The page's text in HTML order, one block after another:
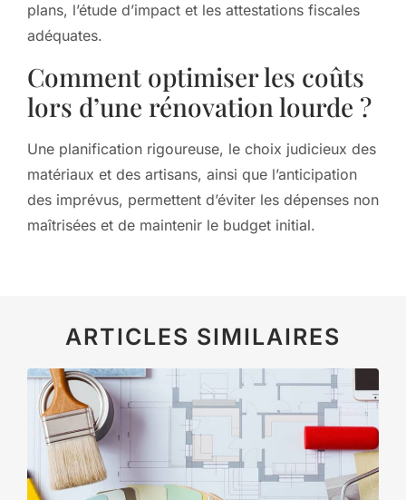
plans, l’étude d’impact et les attestations fiscales
adéquates.
Comment optimiser les coûts
lors d’une rénovation lourde ?
Une planification rigoureuse, le choix judicieux des
matériaux et des artisans, ainsi que l’anticipation
des imprévus, permettent d’éviter les dépenses non
maîtrisées et de maintenir le budget initial.
ARTICLES SIMILAIRES